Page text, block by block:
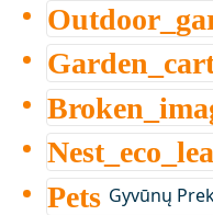
Pets Gyvūnų